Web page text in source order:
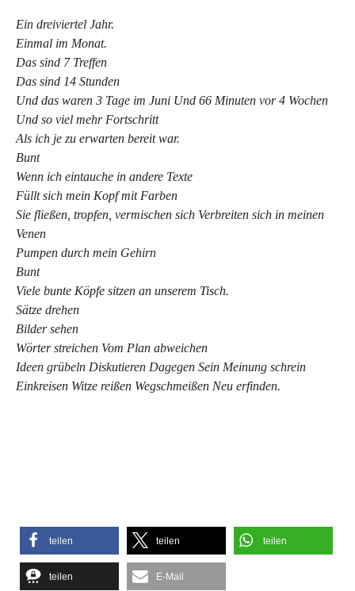
Ein dreiviertel Jahr.
Einmal im Monat.
Das sind 7 Treffen
Das sind 14 Stunden
Und das waren 3 Tage im Juni Und 66 Minuten vor 4 Wochen
Und so viel mehr Fortschritt
Als ich je zu erwarten bereit war.
Bunt
Wenn ich eintauche in andere Texte
Füllt sich mein Kopf mit Farben
Sie fließen, tropfen, vermischen sich Verbreiten sich in meinen
Venen
Pumpen durch mein Gehirn
Bunt
Viele bunte Köpfe sitzen an unserem Tisch.
Sätze drehen
Bilder sehen
Wörter streichen Vom Plan abweichen
Ideen grübeln Diskutieren Dagegen Sein Meinung schrein
Einkreisen Witze reißen Wegschmeißen Neu erfinden.
teilen teilen teilen
teilen E-Mail